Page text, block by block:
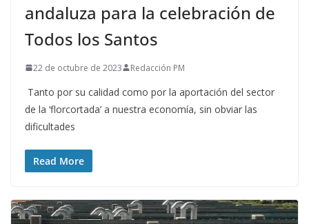
andaluza para la celebración de
Todos los Santos
22 de octubre de 2023 Redacción PM
Tanto por su calidad como por la aportación del sector
de la ‘florcortada’ a nuestra economía, sin obviar las
dificultades
Read More